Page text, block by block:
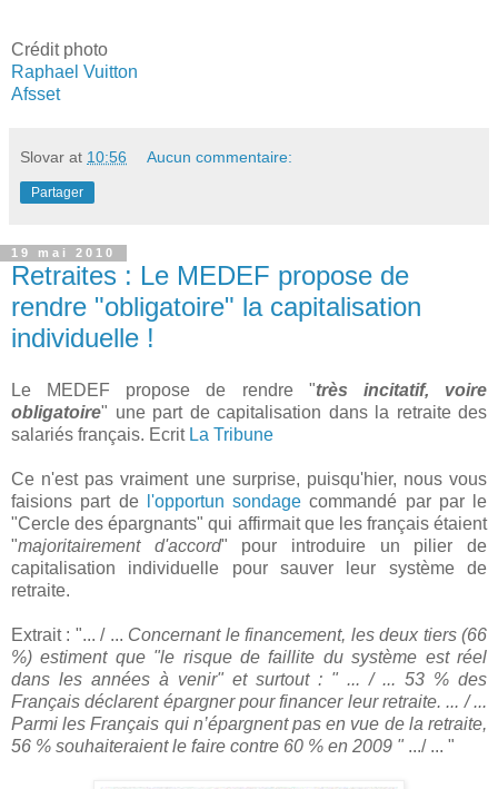
Crédit photo
Raphael Vuitton
Afsset
Slovar at 10:56 Aucun commentaire:
Partager
19 mai 2010
Retraites : Le MEDEF propose de
rendre "obligatoire" la capitalisation
individuelle !
Le MEDEF propose de rendre "très incitatif, voire
obligatoire" une part de capitalisation dans la retraite des
salariés français. Ecrit La Tribune
Ce n'est pas vraiment une surprise, puisqu'hier, nous vous
faisions part de
l'opportun sondage commandé par par le
"Cercle des épargnants" qui affirmait que les français étaient
"majoritairement d'accord" pour introduire un pilier de
capitalisation individuelle pour sauver leur système de
retraite.
Extrait : "... / ... Concernant le financement, les deux tiers (66
%) estiment que "le risque de faillite du système est réel
dans les années à venir" et surtout : " ... / ... 53 % des
Français déclarent épargner pour financer leur retraite. ... / ...
Parmi les Français qui n’épargnent pas en vue de la retraite,
56 % souhaiteraient le faire contre 60 % en 2009 " .../ ... "